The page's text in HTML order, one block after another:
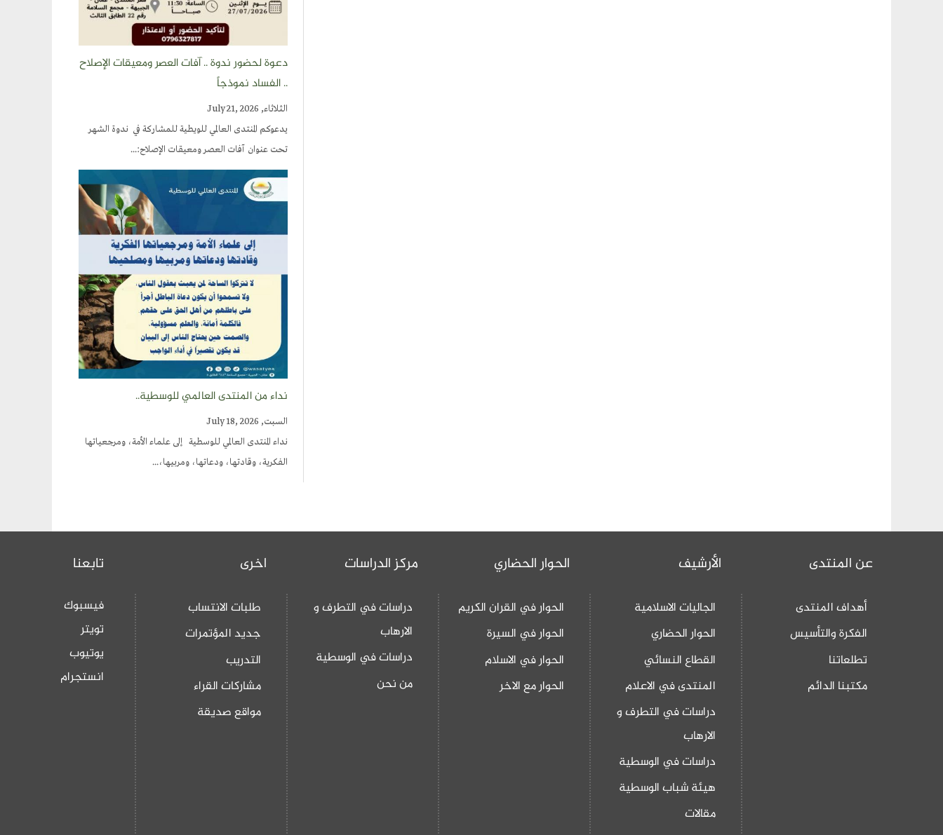
دعوة لحضور ندوة .. آفات العصر ومعيقات الإصلاح
.. الفساد نموذجاً
الثلاثاء, July 21, 2026
يدعوكم المنتدى العالمي للويطية للمشاركة في ندوة الشهر
تحت عنوان آفات العصر ومعيقات الإصلاح:...
نداء من المنتدى العالمي للوسطية..
السبت, July 18, 2026
نداء المنتدى العالمي للوسطية إلى علماء الأمة، ومرجعياتها
الفكرية، وقادتها، ودعاتها، ومربيها،...
عن المنتدى
أهداف المنتدى
الفكرة والتأسيس
تطلعاتنا
مكتبنا الدائم
الأرشيف
الجاليات الاسلامية
الحوار الحضاري
القطاع النسائي
المنتدى في الاعلام
دراسات في التطرف و
الارهاب
دراسات في الوسطية
هيئة شباب الوسطية
مقالات
الحوار الحضاري
الحوار في القران الكريم
الحوار في السيرة
الحوار في الاسلام
الحوار مع الاخر
مركز الدراسات
دراسات في التطرف و
الارهاب
دراسات في الوسطية
من نحن
اخرى
طلبات الانتساب
جديد المؤتمرات
التدريب
مشاركات القراء
مواقع صديقة
تابعنا
فيسبوك
تويتر
يوتيوب
انستجرام